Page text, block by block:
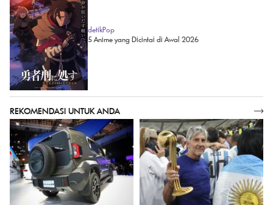
detikPop
5 Anime yang Dicintai di Awal 2026
REKOMENDASI UNTUK ANDA